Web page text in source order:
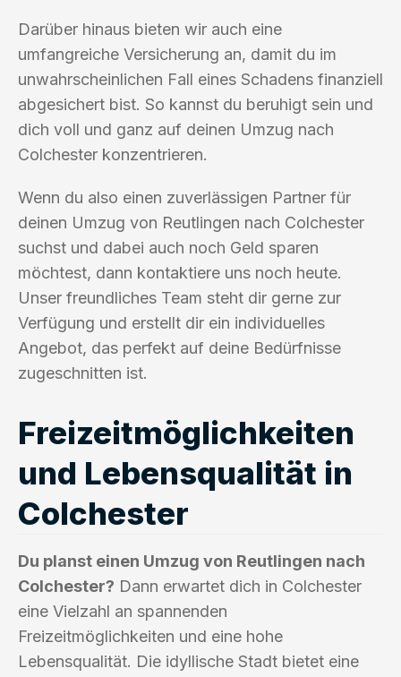
Darüber hinaus bieten wir auch eine
umfangreiche Versicherung an, damit du im
unwahrscheinlichen Fall eines Schadens finanziell
abgesichert bist. So kannst du beruhigt sein und
dich voll und ganz auf deinen Umzug nach
Colchester konzentrieren.
Wenn du also einen zuverlässigen Partner für
deinen Umzug von Reutlingen nach Colchester
suchst und dabei auch noch Geld sparen
möchtest, dann kontaktiere uns noch heute.
Unser freundliches Team steht dir gerne zur
Verfügung und erstellt dir ein individuelles
Angebot, das perfekt auf deine Bedürfnisse
zugeschnitten ist.
Freizeitmöglichkeiten
und Lebensqualität in
Colchester
Du planst einen Umzug von Reutlingen nach
Colchester? Dann erwartet dich in Colchester
eine Vielzahl an spannenden
Freizeitmöglichkeiten und eine hohe
Lebensqualität. Die idyllische Stadt bietet eine